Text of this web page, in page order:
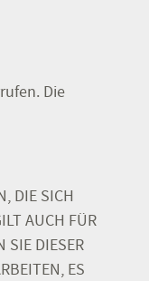
Die
DIE SICH
AUCH FÜR
SIE DIESER
ES